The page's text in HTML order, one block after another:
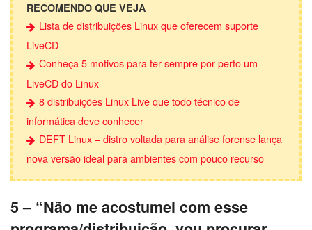
RECOMENDO QUE VEJA
Lista de distribuições Linux que oferecem suporte
LiveCD
Conheça 5 motivos para ter sempre por perto um
LiveCD do Linux
8 distribuições Linux Live que todo técnico de
informática deve conhecer
DEFT Linux – distro voltada para análise forense lança
nova versão ideal para ambientes com pouco recurso
5 – “Não me acostumei com esse